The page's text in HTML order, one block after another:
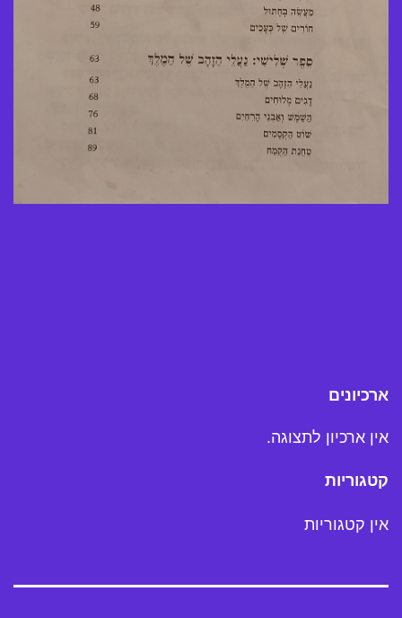
ארכיונים
אין ארכיון לתצוגה.
קטגוריות
אין קטגוריות